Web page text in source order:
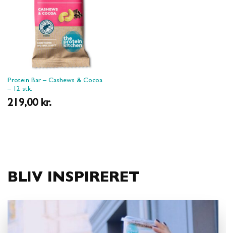
Protein Bar – Cashews & Cocoa
– 12 stk.
219,00 kr.
BLIV INSPIRERET